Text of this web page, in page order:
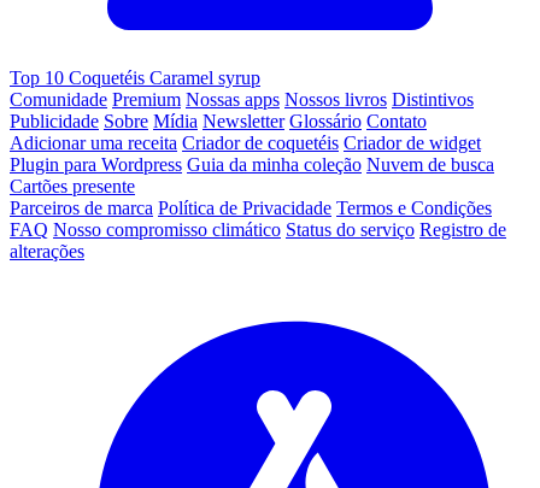
Top 10 Coquetéis Caramel syrup
Comunidade Premium Nossas apps Nossos livros Distintivos
Publicidade Sobre Mídia Newsletter Glossário Contato
Adicionar uma receita Criador de coquetéis Criador de widget
Plugin para Wordpress Guia da minha coleção Nuvem de busca
Cartões presente
Parceiros de marca Política de Privacidade Termos e Condições
FAQ Nosso compromisso climático Status do serviço Registro de
alterações